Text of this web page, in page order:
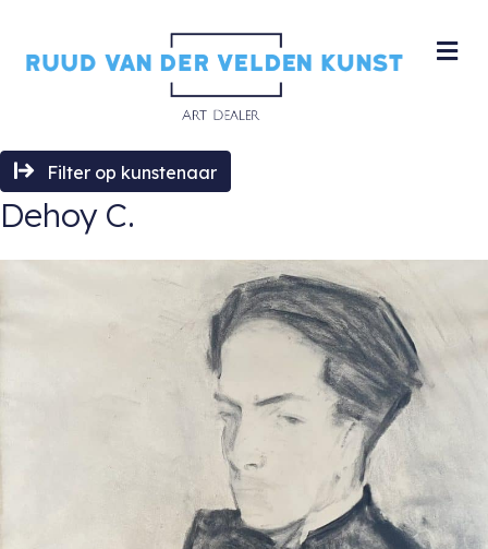
Filter op kunstenaar
Dehoy C.